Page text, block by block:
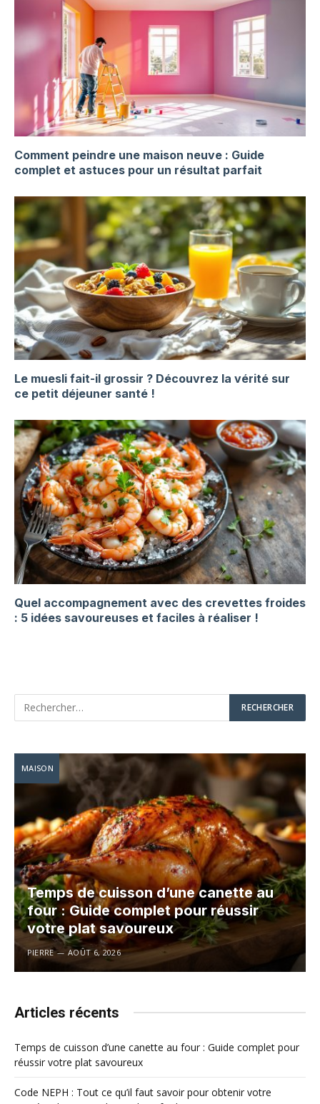
Comment peindre une maison neuve : Guide
complet et astuces pour un résultat parfait
Le muesli fait-il grossir ? Découvrez la vérité sur
ce petit déjeuner santé !
Quel accompagnement avec des crevettes froides
: 5 idées savoureuses et faciles à réaliser !
MAISON
Temps de cuisson d’une canette au
four : Guide complet pour réussir
votre plat savoureux
PIERRE AOÛT 6, 2026
Articles récents
Temps de cuisson d’une canette au four : Guide complet pour
réussir votre plat savoureux
Code NEPH : Tout ce qu’il faut savoir pour obtenir votre